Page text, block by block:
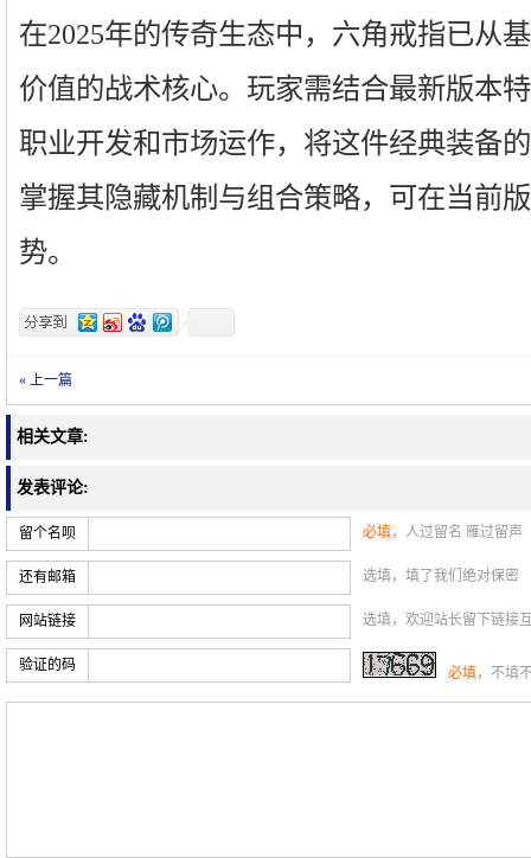
在2025年的传奇生态中，六角戒指已从
价值的战术核心。玩家需结合最新版本
职业开发和市场运作，将这件经典装备
掌握其隐藏机制与组合策略，可在当前
势。
« 上一篇
相关文章:
发表评论:
留个名呗 必填，人过留名 雁过留声
还有邮箱 选填，填了我们绝对保密
网站链接 选填，欢迎站长留下链接
验证的码 必填，不填